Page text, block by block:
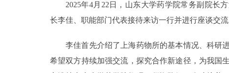
2025年4月22日，山东大学药学院常务副院长
长李佳、职能部门代表接待来访一行并进行座谈交流
李佳首先介绍了上海药物所的基本情况、科研
希望双方持续加强交流，探究合作新途径，为我国